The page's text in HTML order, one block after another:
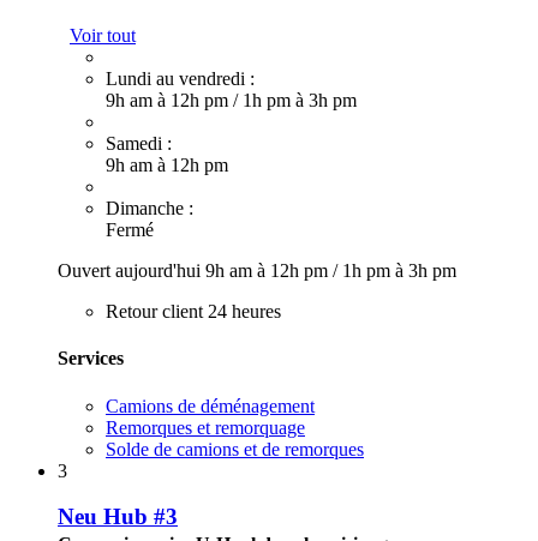
Voir tout
Lundi au vendredi :
9h am à 12h pm / 1h pm à 3h pm
Samedi :
9h am à 12h pm
Dimanche :
Fermé
Ouvert aujourd'hui 9h am à 12h pm / 1h pm à 3h pm
Retour client 24 heures
Services
Camions de déménagement
Remorques et remorquage
Solde de camions et de remorques
3
Neu Hub #3